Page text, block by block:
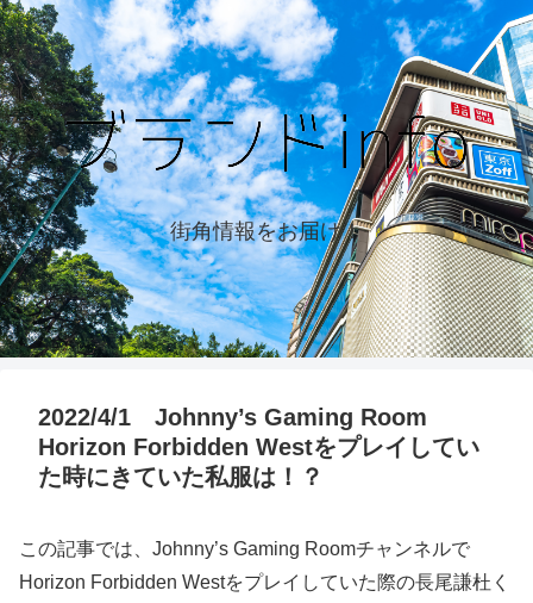
街角情報をお届け！
2022/4/1 Johnny’s Gaming Room
Horizon Forbidden Westをプレイしてい
た時にきていた私服は！？
この記事では、Johnny’s Gaming Roomチャンネルで
Horizon Forbidden Westをプレイしていた際の長尾謙杜く